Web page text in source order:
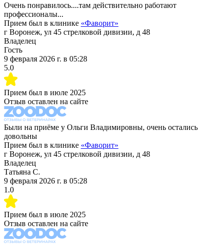
Очень понравилось....там действительно работают
профессионалы...
Прием был в клинике «Фаворит»
г Воронеж, ул 45 стрелковой дивизии, д 48
Владелец
Гость
9 февраля 2026 г. в 05:28
5.0
Прием был в июле 2025
Отзыв оставлен на сайте
Были на приёме у Ольги Владимировны, очень остались
довольны
Прием был в клинике «Фаворит»
г Воронеж, ул 45 стрелковой дивизии, д 48
Владелец
Татьяна С.
9 февраля 2026 г. в 05:28
1.0
Прием был в июле 2025
Отзыв оставлен на сайте